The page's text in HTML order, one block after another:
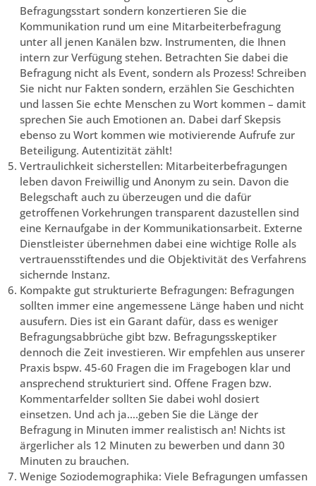
Befragungsstart sondern konzertieren Sie die
Kommunikation rund um eine Mitarbeiterbefragung
unter all jenen Kanälen bzw. Instrumenten, die Ihnen
intern zur Verfügung stehen. Betrachten Sie dabei die
Befragung nicht als Event, sondern als Prozess! Schreiben
Sie nicht nur Fakten sondern, erzählen Sie Geschichten
und lassen Sie echte Menschen zu Wort kommen – damit
sprechen Sie auch Emotionen an. Dabei darf Skepsis
ebenso zu Wort kommen wie motivierende Aufrufe zur
Beteiligung. Autentizität zählt!
Vertraulichkeit sicherstellen: Mitarbeiterbefragungen
leben davon Freiwillig und Anonym zu sein. Davon die
Belegschaft auch zu überzeugen und die dafür
getroffenen Vorkehrungen transparent dazustellen sind
eine Kernaufgabe in der Kommunikationsarbeit. Externe
Dienstleister übernehmen dabei eine wichtige Rolle als
vertrauensstiftendes und die Objektivität des Verfahrens
sichernde Instanz.
Kompakte gut strukturierte Befragungen: Befragungen
sollten immer eine angemessene Länge haben und nicht
ausufern. Dies ist ein Garant dafür, dass es weniger
Befragungsabbrüche gibt bzw. Befragungsskeptiker
dennoch die Zeit investieren. Wir empfehlen aus unserer
Praxis bspw. 45-60 Fragen die im Fragebogen klar und
ansprechend strukturiert sind. Offene Fragen bzw.
Kommentarfelder sollten Sie dabei wohl dosiert
einsetzen. Und ach ja….geben Sie die Länge der
Befragung in Minuten immer realistisch an! Nichts ist
ärgerlicher als 12 Minuten zu bewerben und dann 30
Minuten zu brauchen.
Wenige Soziodemographika: Viele Befragungen umfassen